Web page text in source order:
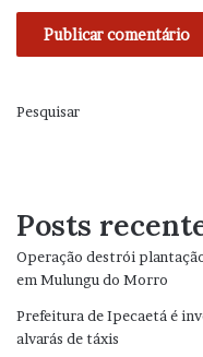
Pesquisar
Posts
Operação destrói
em Mulungu do Morro
Prefeitura de Ipecaetá é
alvarás de táxis